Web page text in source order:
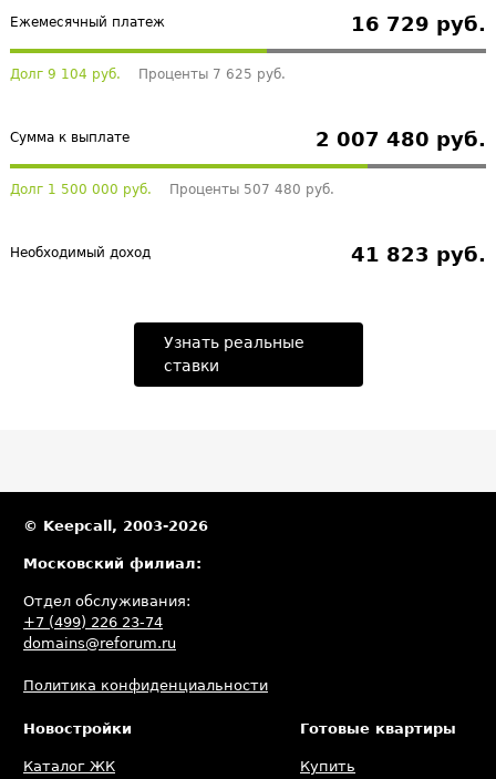
Ежемесячный платеж 16 729 руб.
Долг 9 104 руб. Проценты 7 625 руб.
Сумма к выплате 2 007 480 руб.
Долг 1 500 000 руб. Проценты 507 480 руб.
Необходимый доход 41 823 руб.
Узнать реальные
ставки
© Keepcall, 2003-2026
Московский филиал:
Отдел обслуживания:
+7 (499) 226 23-74
domains@reforum.ru
Политика конфиденциальности
Новостройки
Каталог ЖК
Готовые квартиры
Купить